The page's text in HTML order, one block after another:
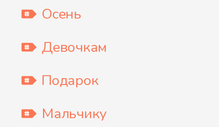
Осень
Девочкам
Подарок
Мальчику